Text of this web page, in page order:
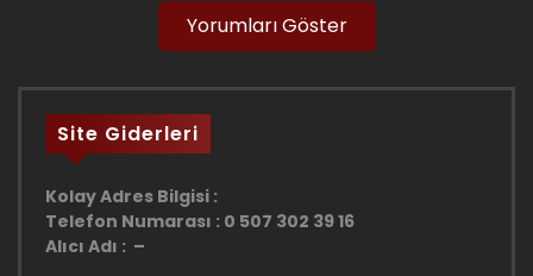
Yorumları Göster
Site Giderleri
Kolay Adres Bilgisi :
Telefon Numarası : 0 507 302 39 16
Alıcı Adı : –